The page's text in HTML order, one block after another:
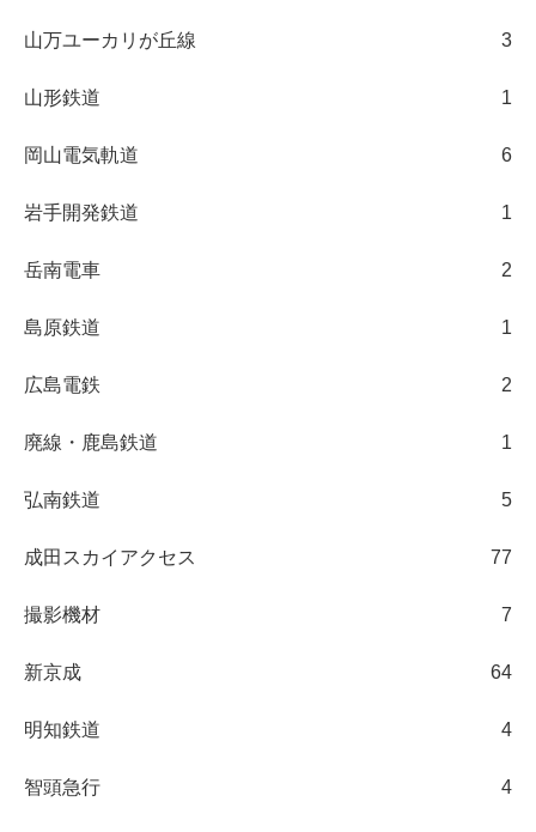
山万ユーカリが丘線 3
山形鉄道 1
岡山電気軌道 6
岩手開発鉄道 1
岳南電車 2
島原鉄道 1
広島電鉄 2
廃線・鹿島鉄道 1
弘南鉄道 5
成田スカイアクセス 77
撮影機材 7
新京成 64
明知鉄道 4
智頭急行 4